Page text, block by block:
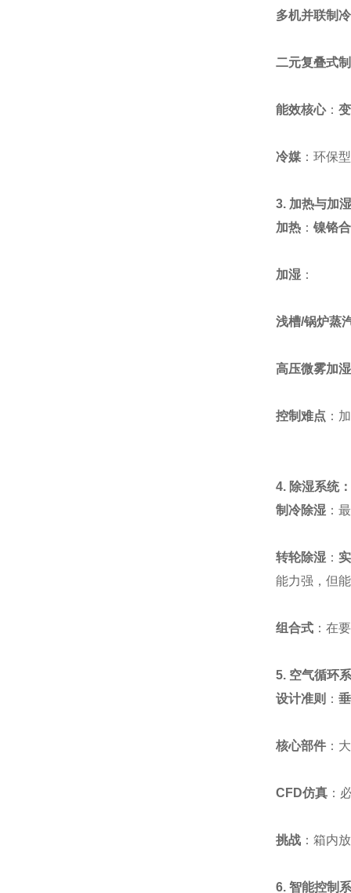
多机并联制冷
二元复叠式
能效核心：
冷媒：环保
3. 加热与加
加热： 镍铬
加湿：
浅槽/锅炉蒸
高压微雾加湿
控制难点 ：
4. 除湿系统
制冷除湿：
转轮除湿 ：
能力强，但
组合式：在
5. 空气循环
设计准则 ：
核心部件：
CFD仿真：
挑战：箱内
6. 智能控制